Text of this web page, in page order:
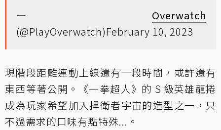
— Overwatch
(@PlayOverwatch)February 10, 2023
現階段距離連動上線還有一段時間，或許還有
東西等著公開。《一拳超人》的 S 級英雄龍捲
成為玩家希望加入捍衛者宇宙的造型之一，只
不過需求的口味有點特殊...。